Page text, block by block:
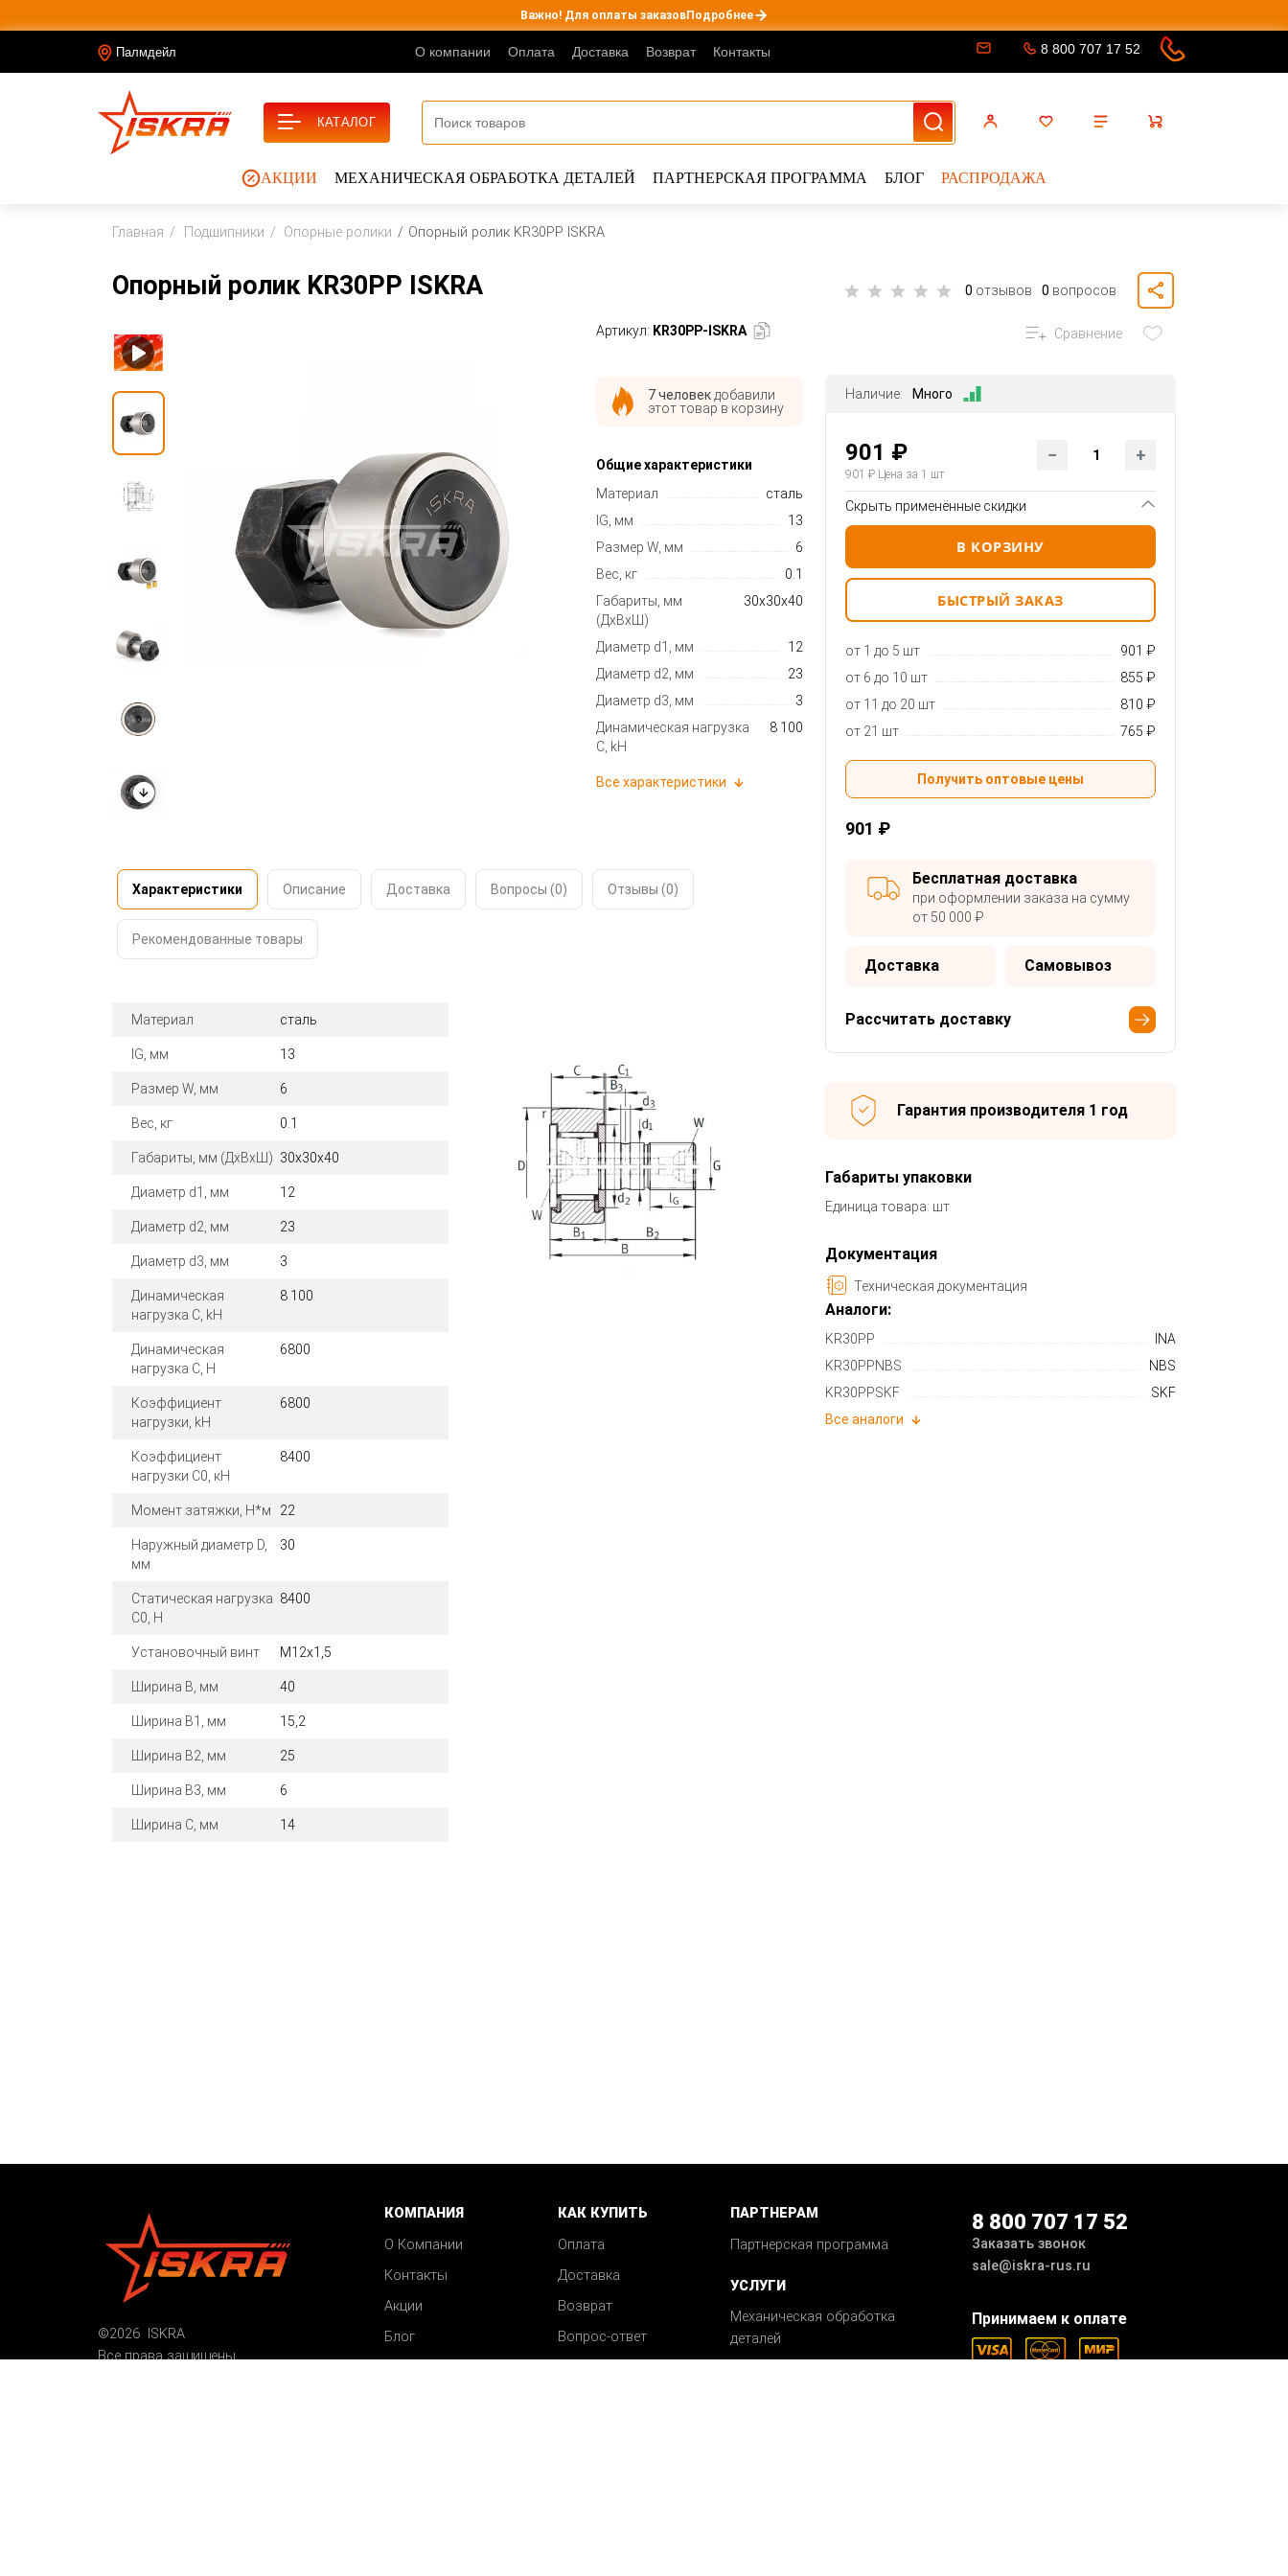
Важно! Для оплаты заказовПодробнее
Палмдейл О компании Оплата Доставка Возврат Контакты 8 800 707 17 52
АКЦИИ МЕХАНИЧЕСКАЯ ОБРАБОТКА ДЕТАЛЕЙ ПАРТНЕРСКАЯ ПРОГРАММА БЛОГ РАСПРОДАЖА
КАТАЛОГ
Главная Подшипники Опорные ролики Опорный ролик KR30PP ISKRA
Опорный ролик KR30PP ISKRA 0 отзывов 0 вопросов
Артикул: KR30PP-ISKRA
7 человек добавили
этот товар в корзину
Общие характеристики
Материал
сталь
lG, мм
13
Размер W, мм
6
Вес, кг
0.1
Габариты, мм
(ДхВхШ)
30x30x40
Диаметр d1, мм
12
Диаметр d2, мм
23
Диаметр d3, мм
3
Динамическая нагрузка
C, kН
8 100
Все характеристики
Характеристики Описание Доставка Вопросы (0) Отзывы (0)
Рекомендованные товары
Материал сталь
lG, мм 13
Размер W, мм 6
Вес, кг 0.1
Габариты, мм (ДхВхШ) 30x30x40
Диаметр d1, мм 12
Диаметр d2, мм 23
Диаметр d3, мм 3
Динамическая
нагрузка C, kН
8 100
Динамическая
нагрузка C, Н
6800
Коэффициент
нагрузки, kН
6800
Коэффициент
нагрузки C0, кН
8400
Момент затяжки, Н*м 22
Наружный диаметр D,
мм
30
Статическая нагрузка
C0, Н
8400
Установочный винт M12x1,5
Ширина B, мм 40
Ширина B1, мм 15,2
Ширина B2, мм 25
Ширина B3, мм 6
Ширина C, мм 14
Сравнение
Наличие: Много
901 ₽
901 ₽Цена за 1 шт
Скрыть применённые скидки
В КОРЗИНУ
БЫСТРЫЙ ЗАКАЗ
от 1 до 5 шт
901 ₽
от 6 до 10 шт
855 ₽
от 11 до 20 шт
810 ₽
от 21 шт
765 ₽
Получить оптовые цены
901 ₽
Бесплатная доставка
при оформлении заказа на сумму
от 50 000 ₽
Доставка Самовывоз
Рассчитать доставку
Гарантия производителя 1 год
Габариты упаковки
Единица товара: шт
Документация
Техническая документация
Аналоги:
KR30PP
INA
KR30PPNBS
NBS
KR30PPSKF
SKF
Все аналоги
©2026 ISKRA
Все права защищены
КОМПАНИЯ
О Компании
Контакты
Акции
Блог
КАК КУПИТЬ
Оплата
Доставка
Возврат
Вопрос-ответ
ПАРТНЕРАМ
Партнерская программа
УСЛУГИ
Механическая обработка
деталей
8 800 707 17 52
Заказать звонок
sale@iskra-rus.ru
Принимаем к оплате